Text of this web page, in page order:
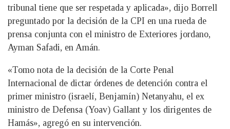
tribunal tiene que ser respetada y aplicada», dijo Borrell
preguntado por la decisión de la CPI en una rueda de
prensa conjunta con el ministro de Exteriores jordano,
Ayman Safadi, en Amán.
«Tomo nota de la decisión de la Corte Penal
Internacional de dictar órdenes de detención contra el
primer ministro (israelí, Benjamín) Netanyahu, el ex
ministro de Defensa (Yoav) Gallant y los dirigentes de
Hamás», agregó en su intervención.